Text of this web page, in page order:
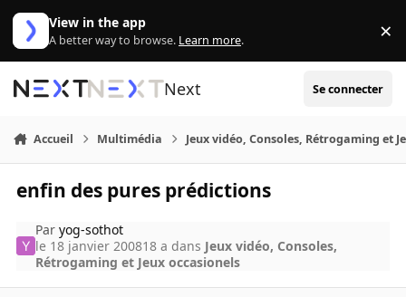
Aller au contenu
View in the app
A better way to browse. Learn more. ×
Next Se connecter
Accueil Multimédia Jeux vidéo, Consoles, Rétrogaming et
enfin des pures prédictions
Paryog-sothot
le 18 janvier 200818 a dans Jeux vidéo, Consoles,
Rétrogaming et Jeux occasionels